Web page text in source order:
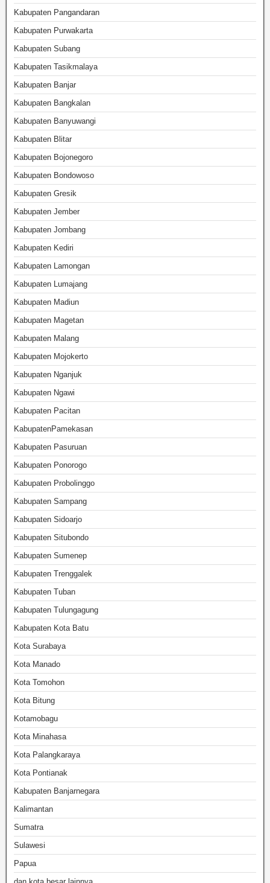
Kabupaten Pangandaran
Kabupaten Purwakarta
Kabupaten Subang
Kabupaten Tasikmalaya
Kabupaten Banjar
Kabupaten Bangkalan
Kabupaten Banyuwangi
Kabupaten Blitar
Kabupaten Bojonegoro
Kabupaten Bondowoso
Kabupaten Gresik
Kabupaten Jember
Kabupaten Jombang
Kabupaten Kediri
Kabupaten Lamongan
Kabupaten Lumajang
Kabupaten Madiun
Kabupaten Magetan
Kabupaten Malang
Kabupaten Mojokerto
Kabupaten Nganjuk
Kabupaten Ngawi
Kabupaten Pacitan
KabupatenPamekasan
Kabupaten Pasuruan
Kabupaten Ponorogo
Kabupaten Probolinggo
Kabupaten Sampang
Kabupaten Sidoarjo
Kabupaten Situbondo
Kabupaten Sumenep
Kabupaten Trenggalek
Kabupaten Tuban
Kabupaten Tulungagung
Kabupaten Kota Batu
Kota Surabaya
Kota Manado
Kota Tomohon
Kota Bitung
Kotamobagu
Kota Minahasa
Kota Palangkaraya
Kota Pontianak
Kabupaten Banjarnegara
Kalimantan
Sumatra
Sulawesi
Papua